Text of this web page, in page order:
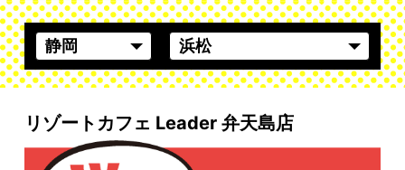
リゾートカフェ Leader 弁天島店